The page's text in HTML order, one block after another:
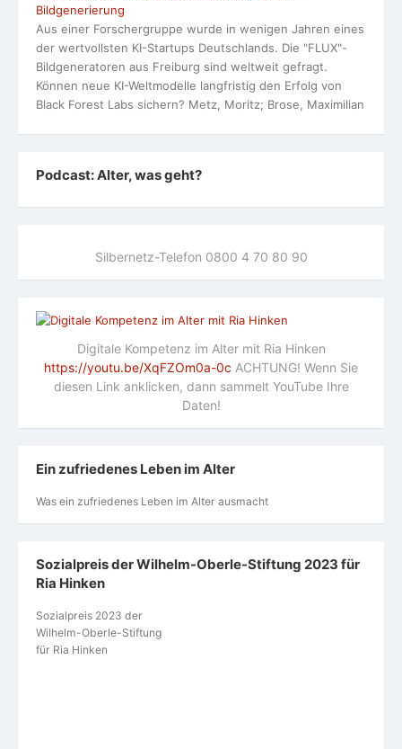
Bildgenerierung
Aus einer Forschergruppe wurde in wenigen Jahren eines
der wertvollsten KI-Startups Deutschlands. Die "FLUX"-
Bildgeneratoren aus Freiburg sind weltweit gefragt.
Können neue KI-Weltmodelle langfristig den Erfolg von
Black Forest Labs sichern? Metz, Moritz; Brose, Maximilian
Podcast: Alter, was geht?
Silbernetz-Telefon 0800 4 70 80 90
Digitale Kompetenz im Alter mit Ria Hinken
https://youtu.be/XqFZOm0a-0c ACHTUNG! Wenn Sie
diesen Link anklicken, dann sammelt YouTube Ihre
Daten!
Ein zufriedenes Leben im Alter
Was ein zufriedenes Leben im Alter ausmacht
Sozialpreis der Wilhelm-Oberle-Stiftung 2023 für
Ria Hinken
Sozialpreis 2023 der
Wilhelm-Oberle-Stiftung
für Ria Hinken